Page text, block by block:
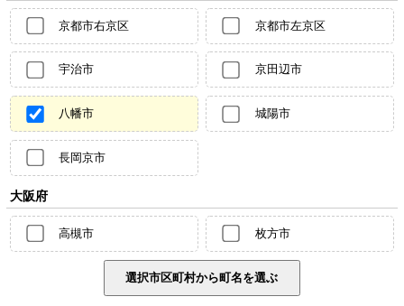
京都市右京区 京都市左京区
宇治市 京田辺市
八幡市 城陽市
長岡京市
大阪府
高槻市 枚方市